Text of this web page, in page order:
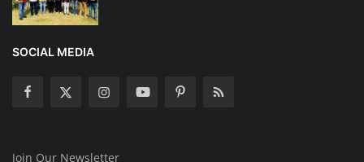
SOCIAL MEDIA
Join Our Newsletter